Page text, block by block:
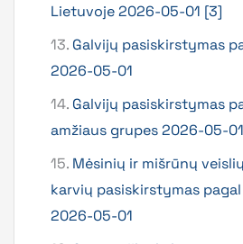
Lietuvoje 2026-05-01 [3]
13. Galvijų pasiskirstymas
2026-05-01
14. Galvijų pasiskirstymas
amžiaus grupes 2026-05-01
15. Mėsinių ir mišrūnų
karvių pasiskirstymas
2026-05-01